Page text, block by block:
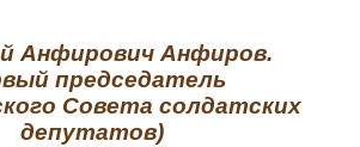
Анфирович Анфиров.
председатель
Совета солдатских
депутатов)